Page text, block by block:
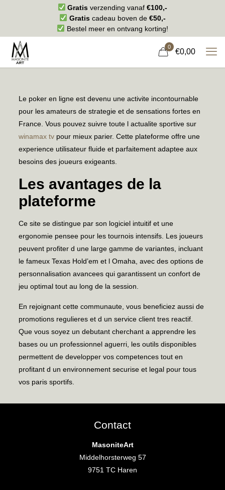
Gratis verzending vanaf€100,-
Gratiscadeau boven de €50,-
Bestel meer en ontvang korting!
0
€0,00
Le poker en ligne est devenu une activite incontournable
pour les amateurs de strategie et de sensations fortes en
France. Vous pouvez suivre toute l actualite sportive sur
winamax tvpour mieux parier. Cette plateforme offre une
experience utilisateur fluide et parfaitement adaptee aux
besoins des joueurs exigeants.
Les avantages de la
plateforme
Ce site se distingue par son logiciel intuitif et une
ergonomie pensee pour les tournois intensifs. Les joueurs
peuvent profiter d une large gamme de variantes, incluant
le fameux Texas Hold’em et l Omaha, avec des options de
personnalisation avancees qui garantissent un confort de
jeu optimal tout au long de la session.
En rejoignant cette communaute, vous beneficiez aussi de
promotions regulieres et d un service client tres reactif.
Que vous soyez un debutant cherchant a apprendre les
bases ou un professionnel aguerri, les outils disponibles
permettent de developper vos competences tout en
profitant d un environnement securise et legal pour tous
vos paris sportifs.
Contact
MasoniteArt
Middelhorsterweg 57
9751 TC Haren